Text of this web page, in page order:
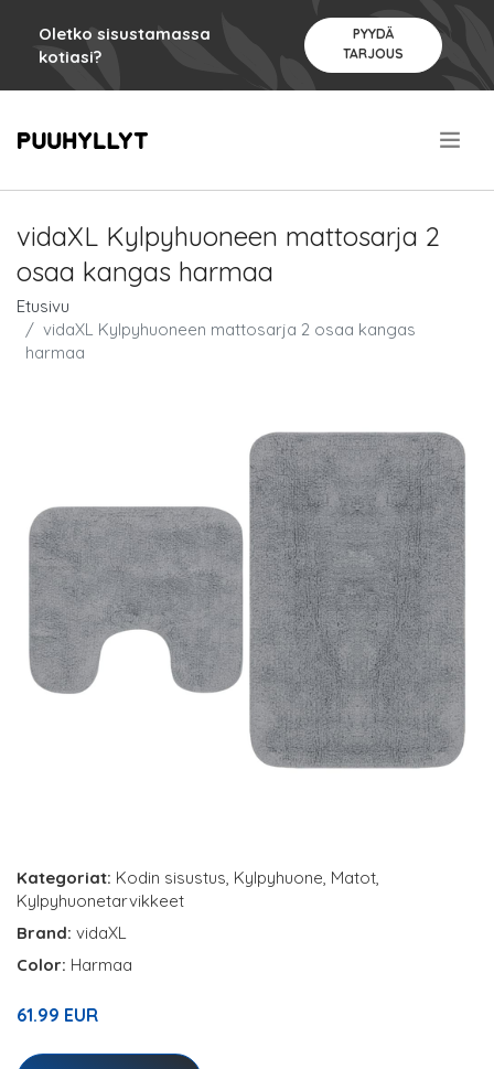
Oletko sisustamassa
kotiasi?
PYYDÄ
TARJOUS
vidaXL Kylpyhuoneen mattosarja 2
osaa kangas harmaa
Etusivu
vidaXL Kylpyhuoneen mattosarja 2 osaa kangas
harmaa
Kategoriat: Kodin sisustus, Kylpyhuone, Matot,
Kylpyhuonetarvikkeet
Brand: vidaXL
Color: Harmaa
61.99 EUR